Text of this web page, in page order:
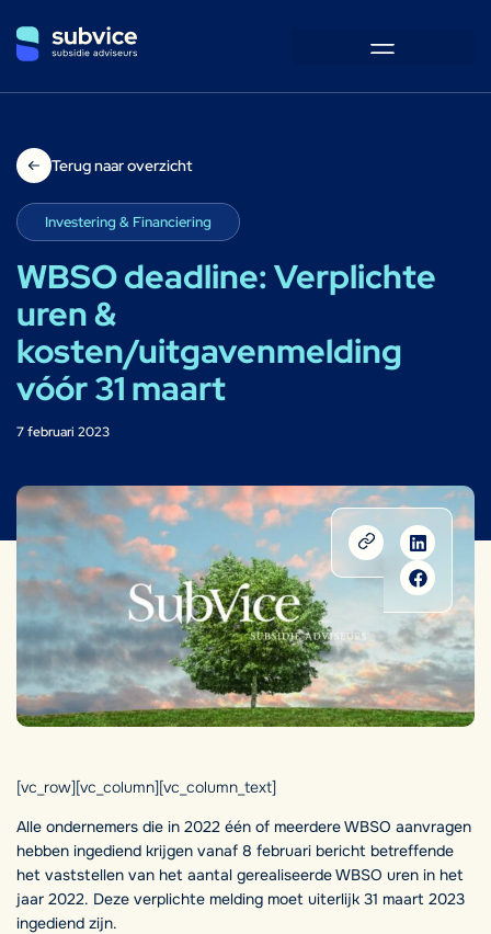
Terug naar overzicht
Investering & Financiering
WBSO deadline: Verplichte
uren &
kosten/uitgavenmelding
vóór 31 maart
7 februari 2023
[vc_row][vc_column][vc_column_text]
Alle ondernemers die in 2022 één of meerdere WBSO aanvragen
hebben ingediend krijgen vanaf 8 februari bericht betreffende
het vaststellen van het aantal gerealiseerde WBSO uren in het
jaar 2022. Deze verplichte melding moet uiterlijk 31 maart 2023
ingediend zijn.